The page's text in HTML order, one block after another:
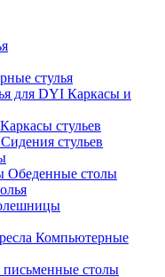
стулья
Каркасы и
Каркасы стульев
Сидения стульев
Обеденные столы
Компьютерные